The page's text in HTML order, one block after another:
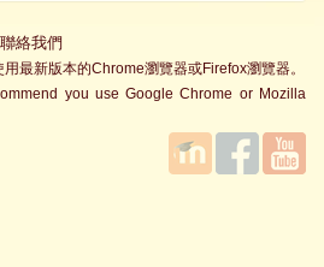
聯絡我們
最新版本的Chrome瀏覽器或Firefox瀏覽器。
you use Google Chrome or Mozilla